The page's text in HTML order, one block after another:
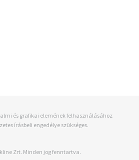
és grafikai elemének felhasználásához
írásbeli engedélye szükséges.
Zrt. Minden jog fenntartva.